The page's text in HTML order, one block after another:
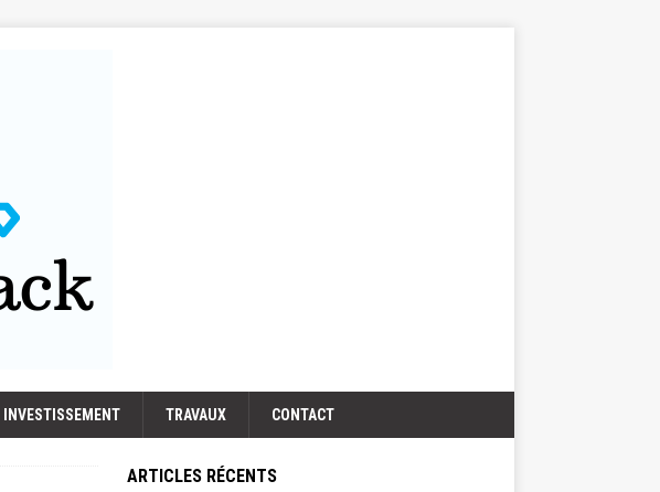
INVESTISSEMENT TRAVAUX CONTACT
ARTICLES RÉCENTS